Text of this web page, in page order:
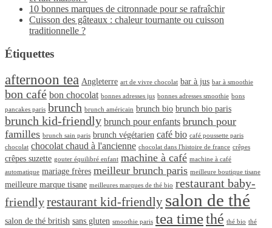
10 bonnes marques de citronnade pour se rafraîchir
Cuisson des gâteaux : chaleur tournante ou cuisson
traditionnelle ?
Étiquettes
afternoon tea Angleterre art de vivre chocolat bar à jus bar à smoothie
bon café bon chocolat bonnes adresses jus bonnes adresses smoothie bons
pancakes paris brunch brunch américain brunch bio brunch bio paris
brunch kid-friendly brunch pour enfants brunch pour
familles brunch sain paris brunch végétarien café bio café poussette paris
chocolat chocolat chaud à l'ancienne chocolat dans l'histoire de france crêpes
crêpes suzette gouter équilibré enfant machine à café machine à café
automatique mariage frères meilleur brunch paris meilleure boutique tisane
meilleure marque tisane meilleures marques de thé bio restaurant baby-
friendlyrestaurant kid-friendly salon de thé
salon de thé british sans gluten smoothie paris tea timethé thé bio thé